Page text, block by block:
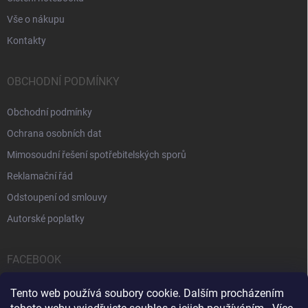
Tento web používá soubory cookie. Dalším procházením
Vše o nákupu
Kontakty
OBCHODNÍ PODMÍNKY
Obchodní podmínky
Ochrana osobních dat
Mimosoudní řešení spotřebitelských sporů
Reklamační řád
Odstoupení od smlouvy
Autorské poplatky
FACEBOOK